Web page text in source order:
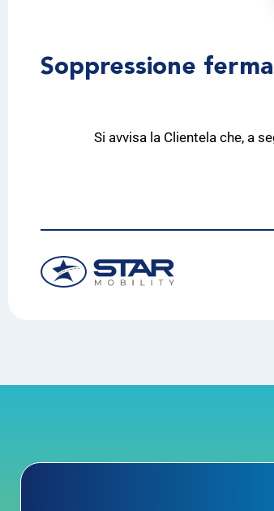
Soppressione
Si avvisa la Clientela che, a